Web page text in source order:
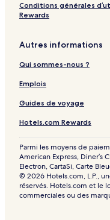
e
r
y
A
v
i
t
l
o
t
e
l
Conditions générales
Rewards
Autres informations
Qui sommes-nous ?
Emplois
Guides de voyage
Hotels.com Rewards
Parmi les moyens de
American Express, Diner’s
Electron, CartaSi, Carte
© 2026 Hotels.com, L.P.,
réservés. Hotels.com et le
commerciales ou des